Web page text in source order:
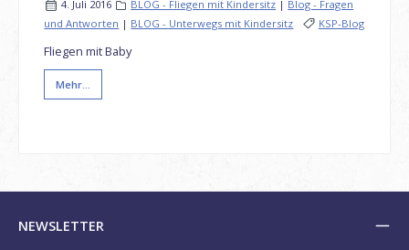
4. Juli 2016 BLOG - Fliegen mit Kindersitz | Blog - Fragen
und Antworten | BLOG - Unterwegs mit Kindersitz KSP-Blog
Fliegen mit Baby
Mehr...
NEWSLETTER